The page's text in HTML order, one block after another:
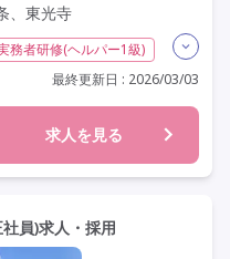
、東光寺
務者研修(ヘルパー1級)
残業月20時間以内
備
交通費支給
65歳以上 車通勤可
最終更新日 : 2026/03/03
求人を見る
員)求人・採用